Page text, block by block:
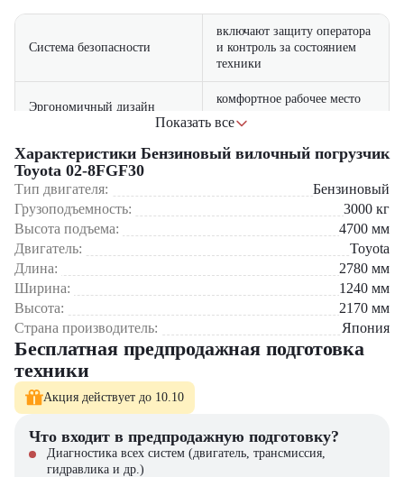
Система безопасности
включают защиту оператора
и контроль за состоянием
техники
Эргономичный дизайн
комфортное рабочее место
повышает безопасность
Высокая производительность
и мощность
двигатель обеспечивает
стабильную работу при
любых нагрузках
Где применяется вилочный погрузчик Toyota 02-
8FGF30?
Склады и распределительные центры
Производственные предприятия
Строительные объекты
Логистические терминалы
Торгово-складские комплексы
Почему стоит выбрать Toyota 02-8FGF30?
Высокая грузоподъемность и большая высота подъема
Экономичность и надежность бензинового двигателя
Универсальность применения в различных сферах
Показать все
Характеристики Бензиновый вилочный погрузчик
Toyota 02-8FGF30
Тип двигателя:
Бензиновый
Грузоподъемность:
3000 кг
Высота подъема:
4700 мм
Двигатель:
Toyota
Длина:
2780 мм
Ширина:
1240 мм
Высота:
2170 мм
Страна производитель:
Япония
Бесплатная предпродажная подготовка
техники
Акция действует до 10.10
Что входит в предпродажную подготовку?
Диагностика всех систем (двигатель, трансмиссия,
гидравлика и др.)